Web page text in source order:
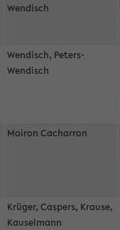
Wendisch
Wendisch, Peters-
Wendisch
Moiron Cacharron
Krüger, Caspers, Krause,
Kauselmann